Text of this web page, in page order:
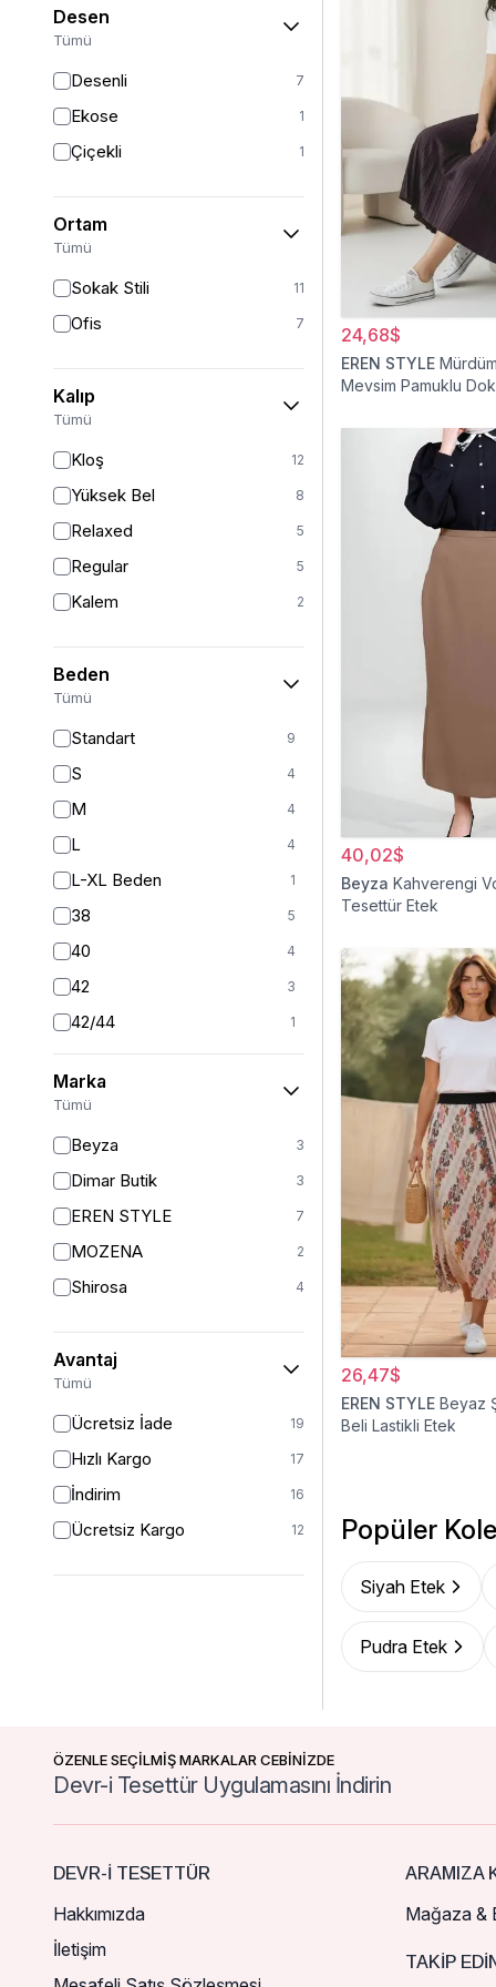
Desen
Tümü
Desenli 7
Ekose 1
Çiçekli 1
Ortam
Tümü
Sokak Stili 11
Ofis 7
Kalıp
Tümü
Kloş 12
Yüksek Bel 8
Relaxed 5
Regular 5
Kalem 2
Beden
Tümü
Standart 9
S 4
M 4
L 4
L-XL Beden 1
38 5
40 4
42 3
42/44 1
44 1
46 1
Marka
Tümü
Beyza 3
Dimar Butik 3
EREN STYLE 7
MOZENA 2
Shirosa 4
Avantaj
Tümü
Ücretsiz İade 19
Hızlı Kargo 17
İndirim 16
Ücretsiz Kargo 12
24,68$
EREN STYLE
Mevsim Pamuklu
40,02$
Beyza Kahverengi
Tesettür Etek
26,47$
EREN STYLE Beyaz
Beli Lastikli Etek
Popüler
Siyah Etek
Pudra Etek
ÖZENLE SEÇİLMİŞ MARKALAR CEBİNİZDE
Devr-i Tesettür Uygulamasını İndirin
DEVR-I TESETTÜR
Hakkımızda
İletişim
ARAMIZA
Mağaza &
TAKIP